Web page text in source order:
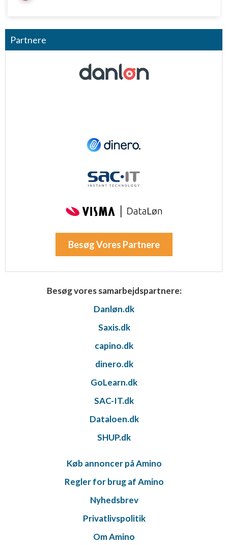
Partnere
Besøg Vores Partnere
Besøg vores samarbejdspartnere:
Danløn.dk
Saxis.dk
capino.dk
dinero.dk
GoLearn.dk
SAC-IT.dk
Dataloen.dk
SHUP.dk
Køb annoncer på Amino
Regler for brug af Amino
Nyhedsbrev
Privatlivspolitik
Om Amino